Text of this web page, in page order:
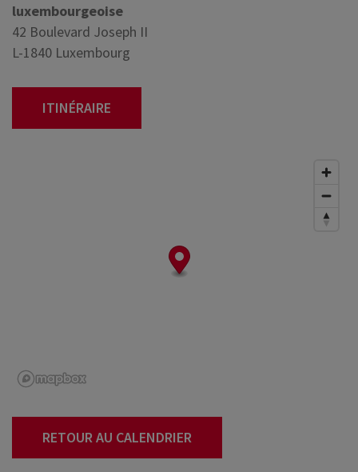
luxembourgeoise
42 Boulevard Joseph II
L-1840 Luxembourg
ITINÉRAIRE
RETOUR AU CALENDRIER